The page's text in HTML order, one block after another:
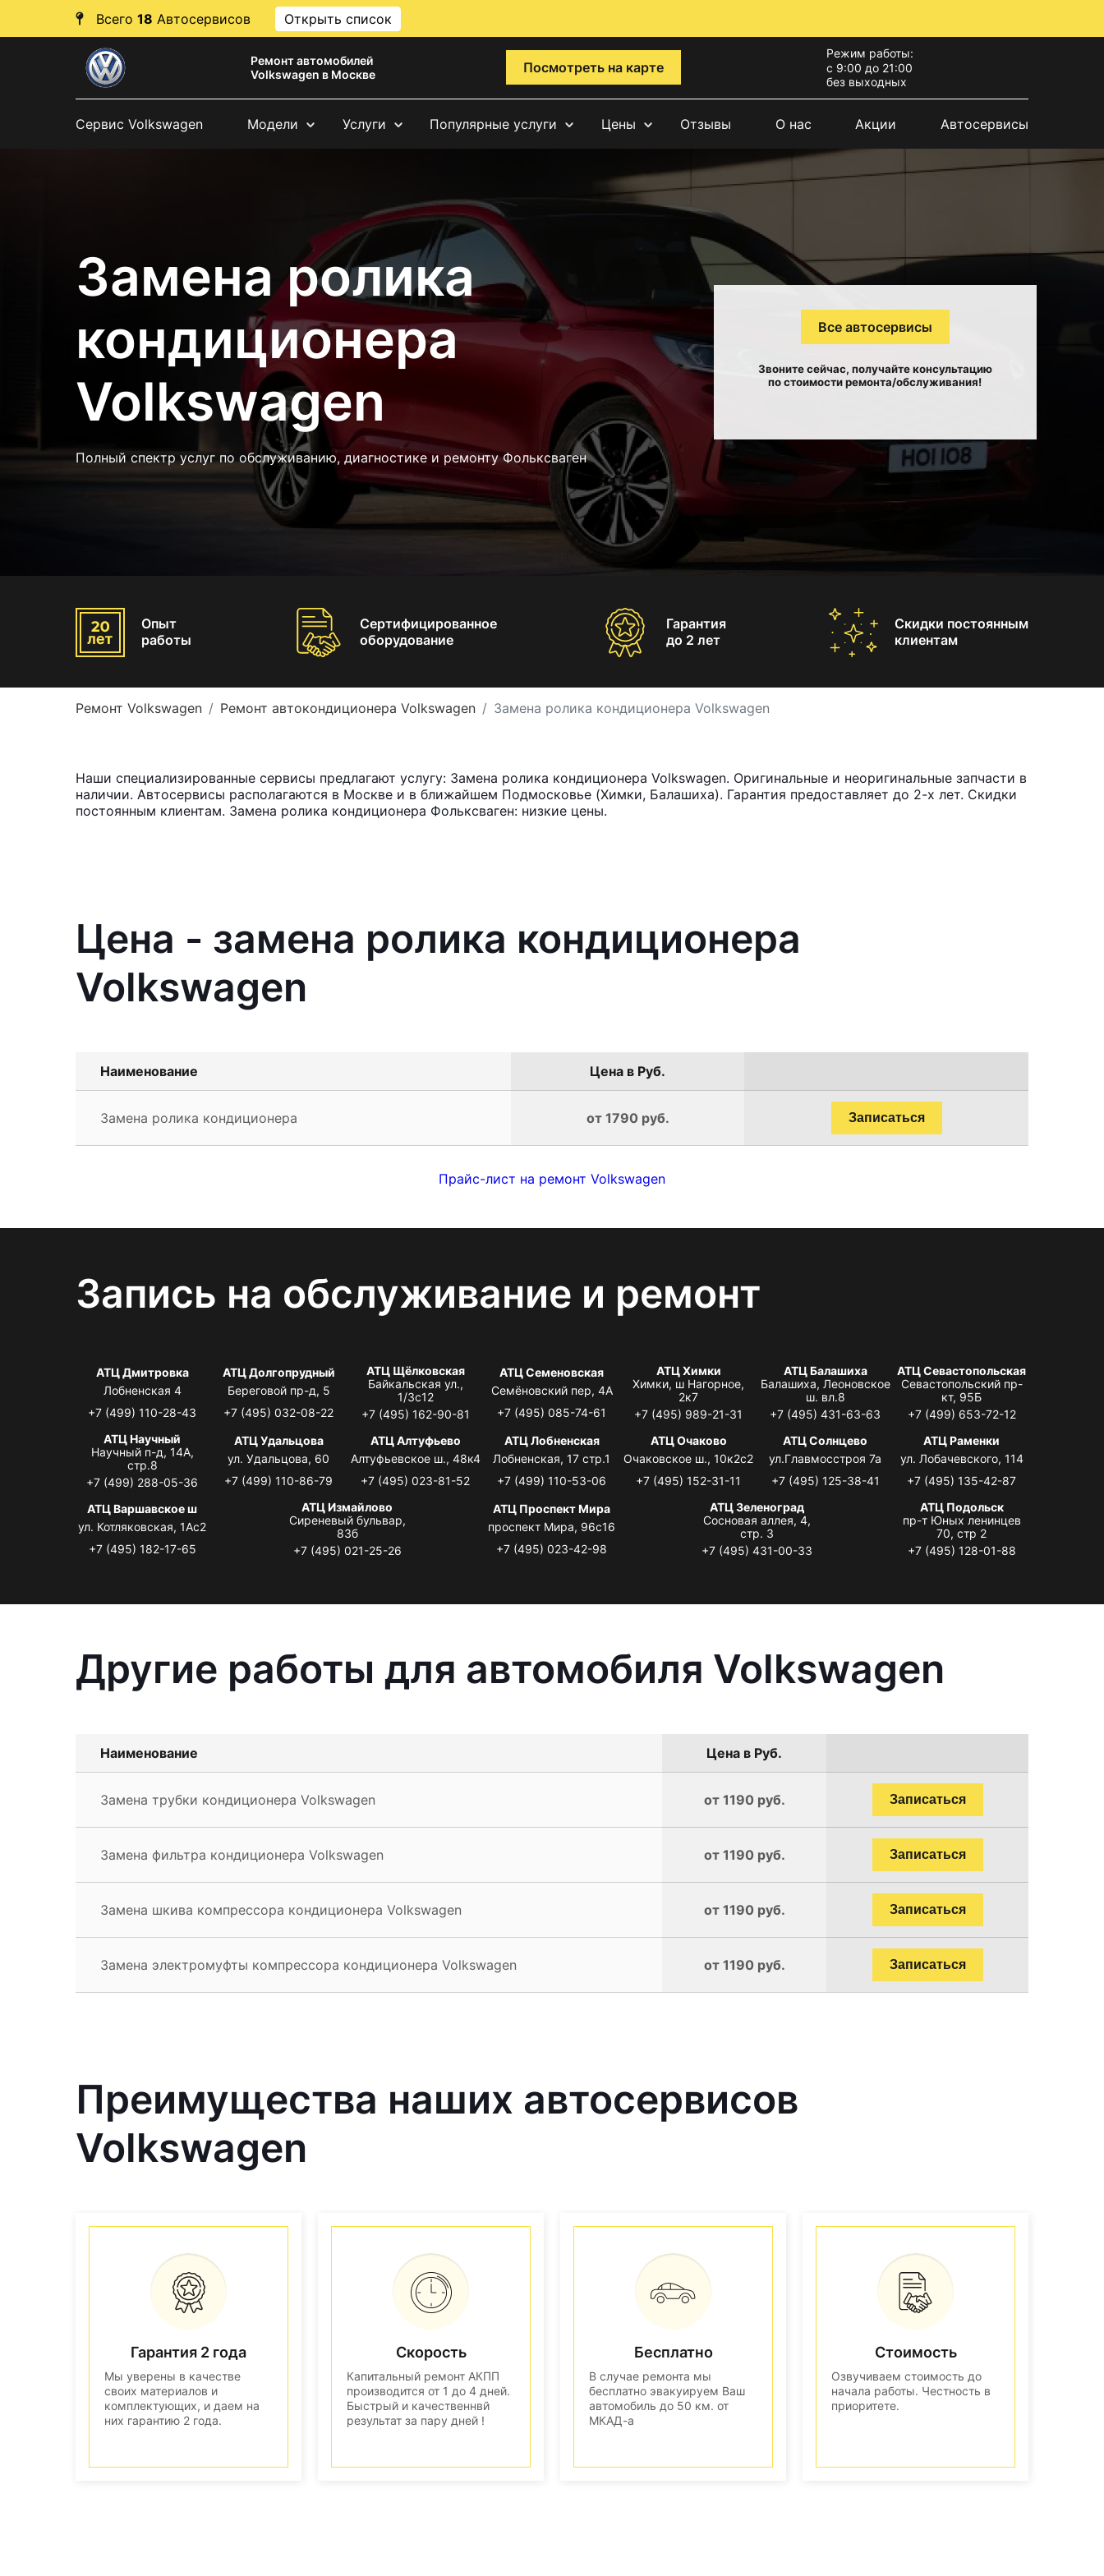
Всего 18 Автосервисов Открыть список
Ремонт автомобилей
Volkswagen в Москве
Посмотреть на карте
Режим работы:
с 9:00 до 21:00
без выходных
Сервис Volkswagen Модели Услуги Популярные услуги Цены Отзывы О нас Акции Автосервисы
Замена ролика
кондиционера
Volkswagen
Полный спектр услуг по обслуживанию, диагностике и ремонту Фольксваген
Все автосервисы
Звоните сейчас, получайте консультацию
по стоимости ремонта/обслуживания!
Опыт
работы
Сертифицированное
оборудование
Гарантия
до 2 лет
Скидки постоянным
клиентам
Ремонт Volkswagen Ремонт автокондиционера Volkswagen Замена ролика кондиционера Volkswagen
Наши специализированные сервисы предлагают услугу: Замена ролика кондиционера Volkswagen. Оригинальные и неоригинальные запчасти в
наличии. Автосервисы располагаются в Москве и в ближайшем Подмосковье (Химки, Балашиха). Гарантия предоставляет до 2-х лет. Скидки
постоянным клиентам. Замена ролика кондиционера Фольксваген: низкие цены.
Цена - замена ролика кондиционера
Volkswagen
Наименование Цена в Руб.
Замена ролика кондиционера от 1790 руб. Записаться
Прайс-лист на ремонт Volkswagen
Запись на обслуживание и ремонт
АТЦ Дмитровка
Лобненская 4
+7 (499) 110-28-43
АТЦ Долгопрудный
Береговой пр-д, 5
+7 (495) 032-08-22
АТЦ Щёлковская
Байкальская ул.,
1/3с12
+7 (495) 162-90-81
АТЦ Семеновская
Семёновский пер, 4А
+7 (495) 085-74-61
АТЦ Химки
Химки, ш Нагорное,
2к7
+7 (495) 989-21-31
АТЦ Балашиха
Балашиха, Леоновское
ш. вл.8
+7 (495) 431-63-63
АТЦ Севастопольская
Севастопольский пр-
кт, 95Б
+7 (499) 653-72-12
АТЦ Научный
Научный п-д, 14А,
стр.8
+7 (499) 288-05-36
АТЦ Удальцова
ул. Удальцова, 60
+7 (499) 110-86-79
АТЦ Алтуфьево
Алтуфьевское ш., 48к4
+7 (495) 023-81-52
АТЦ Лобненская
Лобненская, 17 стр.1
+7 (499) 110-53-06
АТЦ Очаково
Очаковское ш., 10к2с2
+7 (495) 152-31-11
АТЦ Солнцево
ул.Главмосстроя 7а
+7 (495) 125-38-41
АТЦ Раменки
ул. Лобачевского, 114
+7 (495) 135-42-87
АТЦ Варшавское ш
ул. Котляковская, 1Ас2
+7 (495) 182-17-65
АТЦ Измайлово
Сиреневый бульвар,
83б
+7 (495) 021-25-26
АТЦ Проспект Мира
проспект Мира, 96с16
+7 (495) 023-42-98
АТЦ Зеленоград
Сосновая аллея, 4,
стр. 3
+7 (495) 431-00-33
АТЦ Подольск
пр-т Юных ленинцев
70, стр 2
+7 (495) 128-01-88
Другие работы для автомобиля Volkswagen
Наименование Цена в Руб.
Замена трубки кондиционера Volkswagen от 1190 руб. Записаться
Замена фильтра кондиционера Volkswagen от 1190 руб. Записаться
Замена шкива компрессора кондиционера Volkswagen от 1190 руб. Записаться
Замена электромуфты компрессора кондиционера Volkswagen от 1190 руб. Записаться
Преимущества наших автосервисов
Volkswagen
Гарантия 2 года
Мы уверены в качестве
своих материалов и
комплектующих, и даем на
них гарантию 2 года.
Скорость
Капитальный ремонт АКПП
производится от 1 до 4 дней.
Быстрый и качественнвй
результат за пару дней !
Бесплатно
В случае ремонта мы
бесплатно эвакуируем Ваш
автомобиль до 50 км. от
МКАД-а
Стоимость
Озвучиваем стоимость до
начала работы. Честность в
приоритете.